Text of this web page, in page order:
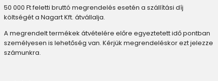
50 000 Ft feletti bruttó megrendelés esetén a szállítási díj
költségét a Nagart Kft. átvállalja.
A megrendelt termékek átvételére előre egyeztetett idő pontban
személyesen is lehetőség van. Kérjük megrendeléskor ezt jelezze
számunkra.